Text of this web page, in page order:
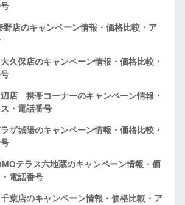
店のキャンペーン情報・価格比較・ア
久保店のキャンペーン情報・価格比較・
店 携帯コーナーのキャンペーン情報・
・電話番号
ザ城陽のキャンペーン情報・価格比較・
テラス六地蔵のキャンペーン情報・価
電話番号
葉店のキャンペーン情報・価格比較・ア